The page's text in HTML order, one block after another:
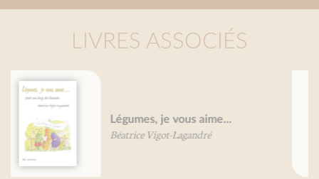
LIVRES ASSOCIÉS
Endives, je vous aime...
Béatrice Vigot-Lagandré